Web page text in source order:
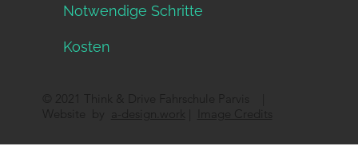
© 2021 Think & Drive Fahrschule Parvis |
Website by
Notwendige Schritte
Kosten